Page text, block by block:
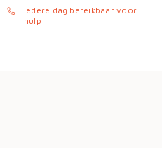
Iedere dag bereikbaar voor
hulp